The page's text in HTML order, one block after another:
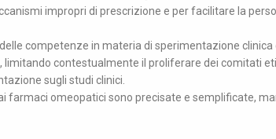
impropri di prescrizione e per facilitare la
competenze in materia di sperimentazione
contestualmente il proliferare dei comitati
sugli studi clinici.
farmaci omeopatici sono precisate e semplificate,